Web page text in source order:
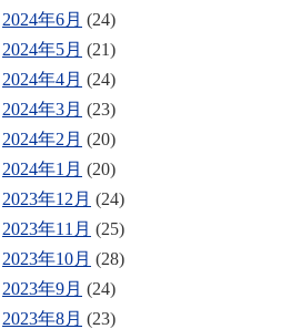
2024年6月 (24)
2024年5月 (21)
2024年4月 (24)
2024年3月 (23)
2024年2月 (20)
2024年1月 (20)
2023年12月 (24)
2023年11月 (25)
2023年10月 (28)
2023年9月 (24)
2023年8月 (23)